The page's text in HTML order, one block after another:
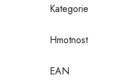
Kategorie
Hmotnost
EAN